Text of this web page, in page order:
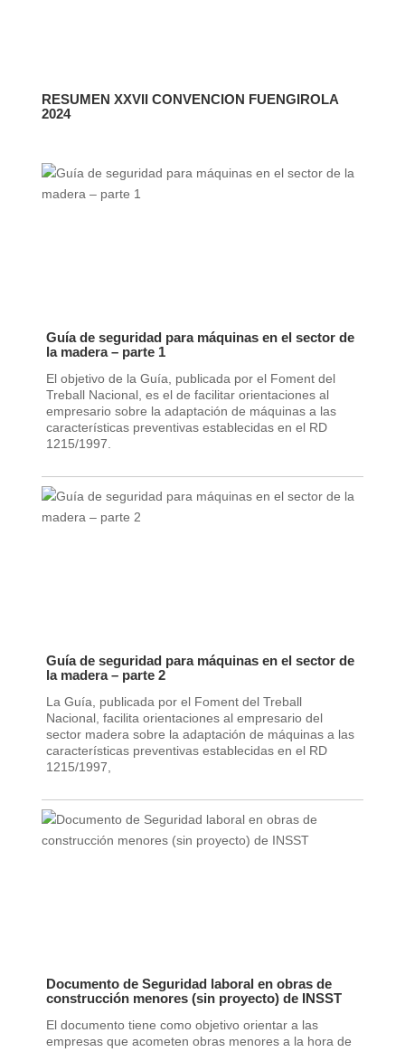
RESUMEN XXVII CONVENCION FUENGIROLA
2024
Guía de seguridad para máquinas en el sector de
la madera – parte 1
El objetivo de la Guía, publicada por el Foment del
Treball Nacional, es el de facilitar orientaciones al
empresario sobre la adaptación de máquinas a las
características preventivas establecidas en el RD
1215/1997.
Guía de seguridad para máquinas en el sector de
la madera – parte 2
La Guía, publicada por el Foment del Treball
Nacional, facilita orientaciones al empresario del
sector madera sobre la adaptación de máquinas a las
características preventivas establecidas en el RD
1215/1997,
Documento de Seguridad laboral en obras de
construcción menores (sin proyecto) de INSST
El documento tiene como objetivo orientar a las
empresas que acometen obras menores a la hora de